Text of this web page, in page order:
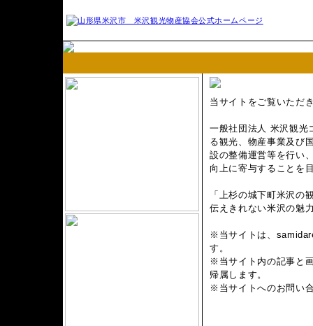
当サイトをご覧いただ
一般社団法人 米沢観光
る観光、物産事業及び
設の整備運営等を行い
向上に寄与することを
「上杉の城下町米沢の
伝えきれない米沢の魅
※当サイトは、
す。
※当サイト内の記事と
帰属します。
※当サイトへのお問い